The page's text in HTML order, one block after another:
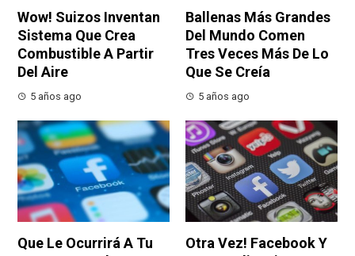
Wow! Suizos Inventan
Sistema Que Crea
Combustible A Partir
Del Aire
5 años ago
Ballenas Más Grandes
Del Mundo Comen
Tres Veces Más De Lo
Que Se Creía
5 años ago
Que Le Ocurrirá A Tu
Otra Vez! Facebook Y